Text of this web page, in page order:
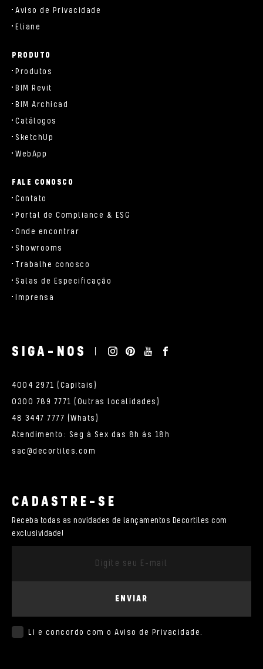
Aviso de Privacidade
Eliane
PRODUTO
Produtos
BIM Revit
BIM Archicad
Catálogos
SketchUp
WebApp
FALE CONOSCO
Contato
Portal de Compliance & ESG
Onde encontrar
Showrooms
Trabalhe conosco
Salas de Especificação
Imprensa
SIGA-NOS
4004 2971 (Capitais)
0300 789 7771 (Outras localidades)
48 3447 7777 (Whats)
Atendimento: Seg à Sex das 8h às 18h
sac@decortiles.com
CADASTRE-SE
Receba todas as novidades de lançamentos Decortiles com
exclusividade!
ENVIAR
Li e concordo com o Aviso de Privacidade.